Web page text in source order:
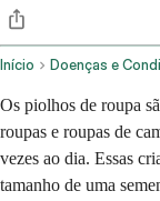
Início Doenças e
Os piolhos de roupa
roupas e roupas de
vezes ao dia. Essas
tamanho de uma